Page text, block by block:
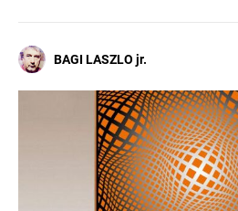
BAGI LASZLO jr.